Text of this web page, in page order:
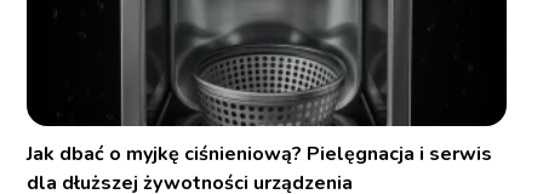
Jak dbać o myjkę ciśnieniową? Pielęgnacja i serwis
dla dłuższej żywotności urządzenia